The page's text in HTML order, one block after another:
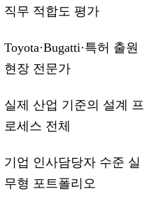
직무 적합도 평가
Toyota·Bugatti·특허 출원
현장 전문가
실제 산업 기준의 설계 프
로세스 전체
기업 인사담당자 수준 실
무형 포트폴리오